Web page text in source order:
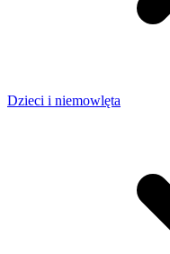
Dzieci i niemowlęta